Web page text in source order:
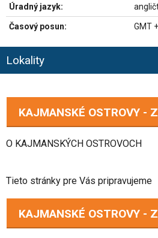
Úradný jazyk:
Časový posun: GMT
Lokality
KAJMANSKÉ OSTROVY -
O KAJMANSKÝCH OSTROVOCH
Tieto stránky pre Vás pripravujeme
KAJMANSKÉ OSTROVY -